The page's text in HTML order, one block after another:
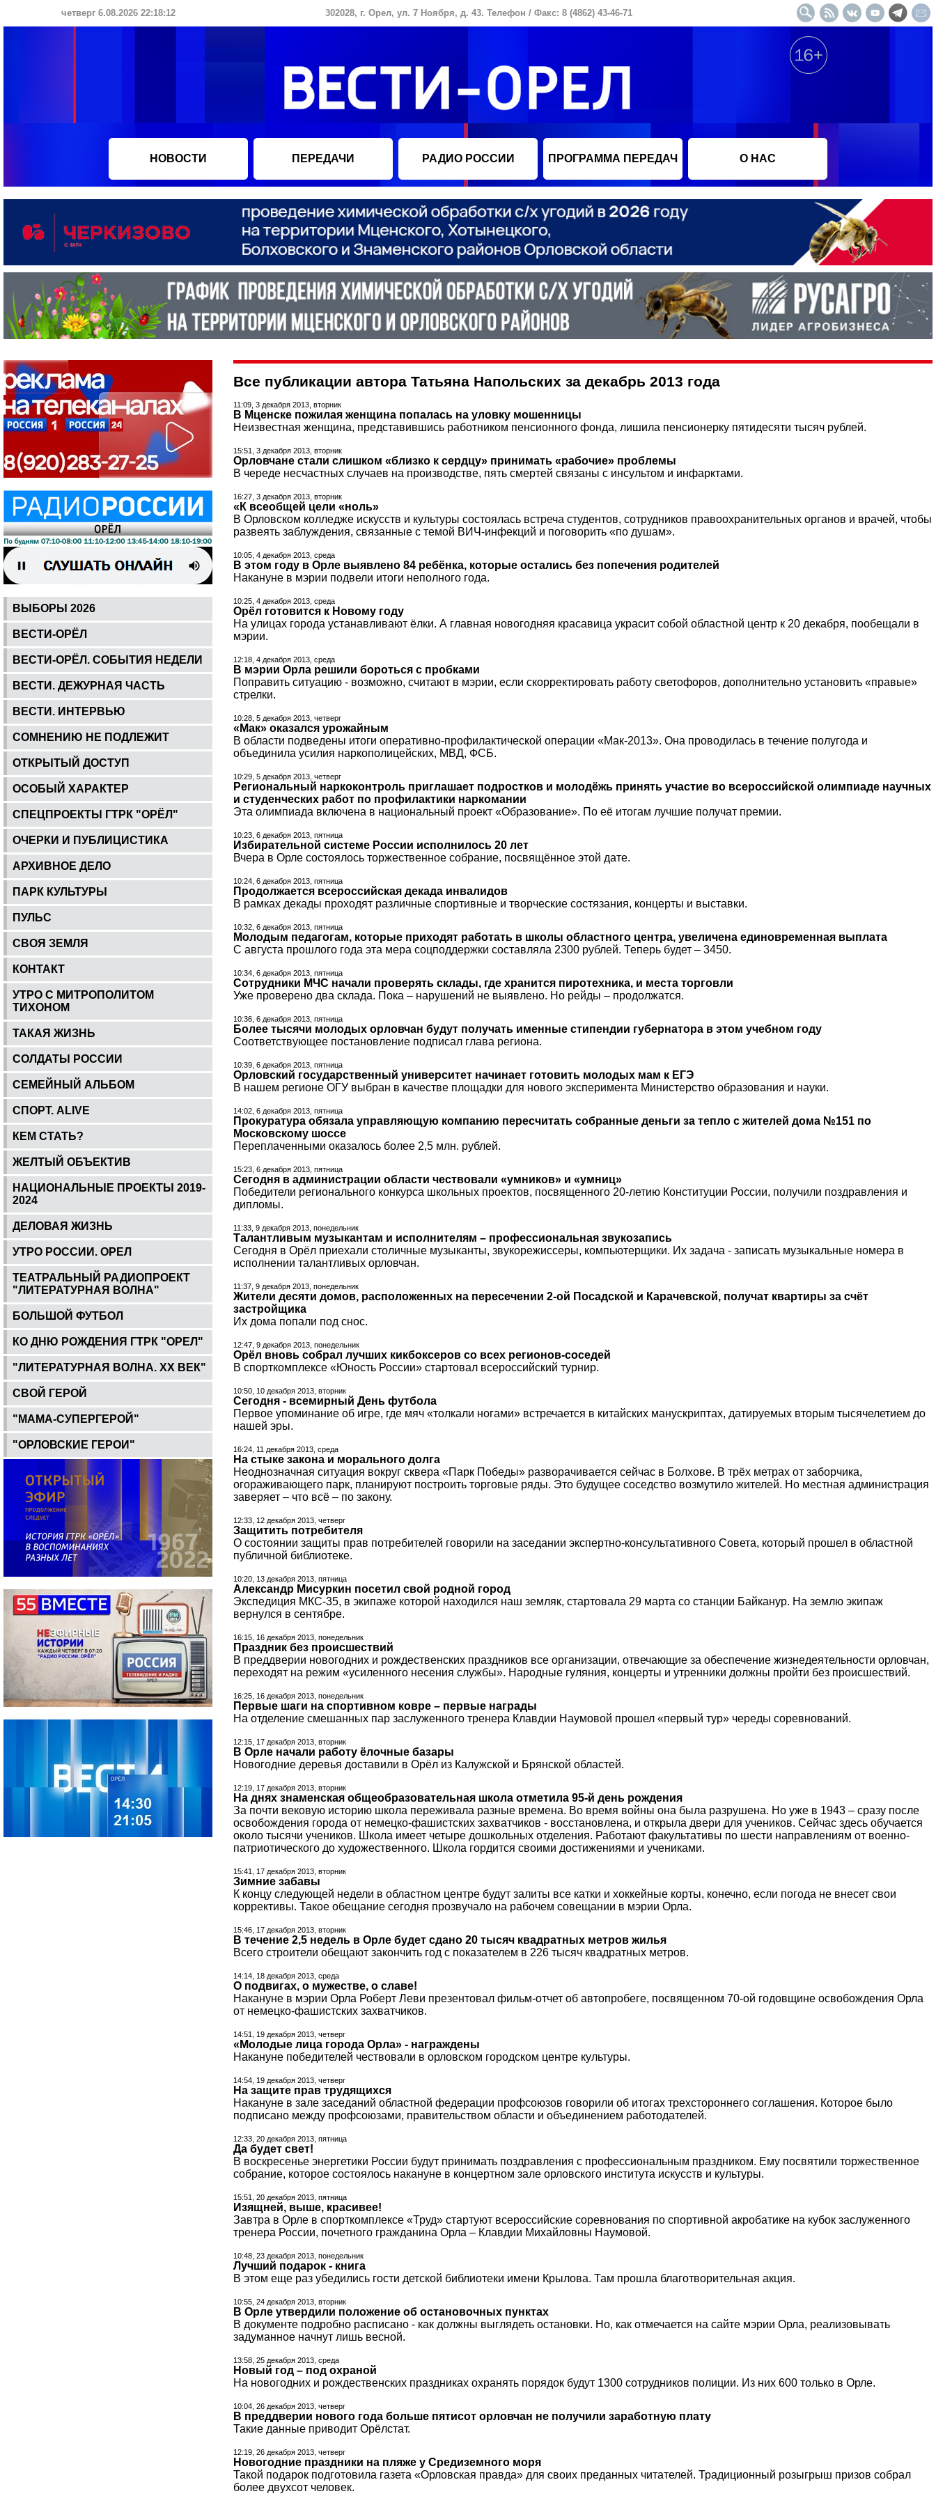
четверг 6.08.2026 22:18:13 302028, г. Орел, ул. 7 Ноября, д. 43. Телефон / Факс: 8 (4862) 43-46-71
НОВОСТИ ПЕРЕДАЧИ РАДИО РОССИИ ПРОГРАММА ПЕРЕДАЧ О НАС
ВЫБОРЫ 2026
ВЕСТИ-ОРЁЛ
ВЕСТИ-ОРЁЛ. СОБЫТИЯ НЕДЕЛИ
ВЕСТИ. ДЕЖУРНАЯ ЧАСТЬ
ВЕСТИ. ИНТЕРВЬЮ
СОМНЕНИЮ НЕ ПОДЛЕЖИТ
ОТКРЫТЫЙ ДОСТУП
ОСОБЫЙ ХАРАКТЕР
СПЕЦПРОЕКТЫ ГТРК "ОРЁЛ"
ОЧЕРКИ И ПУБЛИЦИСТИКА
АРХИВНОЕ ДЕЛО
ПАРК КУЛЬТУРЫ
ПУЛЬС
СВОЯ ЗЕМЛЯ
КОНТАКТ
УТРО С МИТРОПОЛИТОМ
ТИХОНОМ
ТАКАЯ ЖИЗНЬ
СОЛДАТЫ РОССИИ
СЕМЕЙНЫЙ АЛЬБОМ
СПОРТ. ALIVE
КЕМ СТАТЬ?
ЖЕЛТЫЙ ОБЪЕКТИВ
НАЦИОНАЛЬНЫЕ ПРОЕКТЫ 2019-
2024
ДЕЛОВАЯ ЖИЗНЬ
УТРО РОССИИ. ОРЕЛ
ТЕАТРАЛЬНЫЙ РАДИОПРОЕКТ
"ЛИТЕРАТУРНАЯ ВОЛНА"
БОЛЬШОЙ ФУТБОЛ
КО ДНЮ РОЖДЕНИЯ ГТРК "ОРЕЛ"
"ЛИТЕРАТУРНАЯ ВОЛНА. ХХ ВЕК"
СВОЙ ГЕРОЙ
"МАМА-СУПЕРГЕРОЙ"
"ОРЛОВСКИЕ ГЕРОИ"
Все публикации автора Татьяна Напольских за декабрь 2013 года
11:09, 3 декабря 2013, вторник
В Мценске пожилая женщина попалась на уловку мошенницы
Неизвестная женщина, представившись работником пенсионного фонда, лишила пенсионерку пятидесяти тысяч рублей.
15:51, 3 декабря 2013, вторник
Орловчане стали слишком «близко к сердцу» принимать «рабочие» проблемы
В череде несчастных случаев на производстве, пять смертей связаны с инсультом и инфарктами.
16:27, 3 декабря 2013, вторник
«К всеобщей цели «ноль»
В Орловском колледже искусств и культуры состоялась встреча студентов, сотрудников правоохранительных органов и врачей, чтобы
развеять заблуждения, связанные с темой ВИЧ-инфекций и поговорить «по душам».
10:05, 4 декабря 2013, среда
В этом году в Орле выявлено 84 ребёнка, которые остались без попечения родителей
Накануне в мэрии подвели итоги неполного года.
10:25, 4 декабря 2013, среда
Орёл готовится к Новому году
На улицах города устанавливают ёлки. А главная новогодняя красавица украсит собой областной центр к 20 декабря, пообещали в
мэрии.
12:18, 4 декабря 2013, среда
В мэрии Орла решили бороться с пробками
Поправить ситуацию - возможно, считают в мэрии, если скорректировать работу светофоров, дополнительно установить «правые»
стрелки.
10:28, 5 декабря 2013, четверг
«Мак» оказался урожайным
В области подведены итоги оперативно-профилактической операции «Мак-2013». Она проводилась в течение полугода и
объединила усилия наркополицейских, МВД, ФСБ.
10:29, 5 декабря 2013, четверг
Региональный наркоконтроль приглашает подростков и молодёжь принять участие во всероссийской олимпиаде научных
и студенческих работ по профилактики наркомании
Эта олимпиада включена в национальный проект «Образование». По её итогам лучшие получат премии.
10:23, 6 декабря 2013, пятница
Избирательной системе России исполнилось 20 лет
Вчера в Орле состоялось торжественное собрание, посвящённое этой дате.
10:24, 6 декабря 2013, пятница
Продолжается всероссийская декада инвалидов
В рамках декады проходят различные спортивные и творческие состязания, концерты и выставки.
10:32, 6 декабря 2013, пятница
Молодым педагогам, которые приходят работать в школы областного центра, увеличена единовременная выплата
С августа прошлого года эта мера соцподдержки составляла 2300 рублей. Теперь будет – 3450.
10:34, 6 декабря 2013, пятница
Сотрудники МЧС начали проверять склады, где хранится пиротехника, и места торговли
Уже проверено два склада. Пока – нарушений не выявлено. Но рейды – продолжатся.
10:36, 6 декабря 2013, пятница
Более тысячи молодых орловчан будут получать именные стипендии губернатора в этом учебном году
Соответствующее постановление подписал глава региона.
10:39, 6 декабря 2013, пятница
Орловский государственный университет начинает готовить молодых мам к ЕГЭ
В нашем регионе ОГУ выбран в качестве площадки для нового эксперимента Министерство образования и науки.
14:02, 6 декабря 2013, пятница
Прокуратура обязала управляющую компанию пересчитать собранные деньги за тепло с жителей дома №151 по
Московскому шоссе
Переплаченными оказалось более 2,5 млн. рублей.
15:23, 6 декабря 2013, пятница
Сегодня в администрации области чествовали «умников» и «умниц»
Победители регионального конкурса школьных проектов, посвященного 20-летию Конституции России, получили поздравления и
дипломы.
11:33, 9 декабря 2013, понедельник
Талантливым музыкантам и исполнителям – профессиональная звукозапись
Сегодня в Орёл приехали столичные музыканты, звукорежиссеры, компьютерщики. Их задача - записать музыкальные номера в
исполнении талантливых орловчан.
11:37, 9 декабря 2013, понедельник
Жители десяти домов, расположенных на пересечении 2-ой Посадской и Карачевской, получат квартиры за счёт
застройщика
Их дома попали под снос.
12:47, 9 декабря 2013, понедельник
Орёл вновь собрал лучших кикбоксеров со всех регионов-соседей
В спорткомплексе «Юность России» стартовал всероссийский турнир.
10:50, 10 декабря 2013, вторник
Сегодня - всемирный День футбола
Первое упоминание об игре, где мяч «толкали ногами» встречается в китайских манускриптах, датируемых вторым тысячелетием до
нашей эры.
16:24, 11 декабря 2013, среда
На стыке закона и морального долга
Неоднозначная ситуация вокруг сквера «Парк Победы» разворачивается сейчас в Болхове. В трёх метрах от заборчика,
огораживающего парк, планируют построить торговые ряды. Это будущее соседство возмутило жителей. Но местная администрация
заверяет – что всё – по закону.
12:33, 12 декабря 2013, четверг
Защитить потребителя
О состоянии защиты прав потребителей говорили на заседании экспертно-консультативного Совета, который прошел в областной
публичной библиотеке.
10:20, 13 декабря 2013, пятница
Александр Мисуркин посетил свой родной город
Экспедиция МКС-35, в экипаже которой находился наш земляк, стартовала 29 марта со станции Байканур. На землю экипаж
вернулся в сентябре.
16:15, 16 декабря 2013, понедельник
Праздник без происшествий
В преддверии новогодних и рождественских праздников все организации, отвечающие за обеспечение жизнедеятельности орловчан,
переходят на режим «усиленного несения службы». Народные гуляния, концерты и утренники должны пройти без происшествий.
16:25, 16 декабря 2013, понедельник
Первые шаги на спортивном ковре – первые награды
На отделение смешанных пар заслуженного тренера Клавдии Наумовой прошел «первый тур» череды соревнований.
12:15, 17 декабря 2013, вторник
В Орле начали работу ёлочные базары
Новогодние деревья доставили в Орёл из Калужской и Брянской областей.
12:19, 17 декабря 2013, вторник
На днях знаменская общеобразовательная школа отметила 95-й день рождения
За почти вековую историю школа переживала разные времена. Во время войны она была разрушена. Но уже в 1943 – сразу после
освобождения города от немецко-фашистских захватчиков - восстановлена, и открыла двери для учеников. Сейчас здесь обучается
около тысячи учеников. Школа имеет четыре дошкольных отделения. Работают факультативы по шести направлениям от военно-
патриотического до художественного. Школа гордится своими достижениями и учениками.
15:41, 17 декабря 2013, вторник
Зимние забавы
К концу следующей недели в областном центре будут залиты все катки и хоккейные корты, конечно, если погода не внесет свои
коррективы. Такое обещание сегодня прозвучало на рабочем совещании в мэрии Орла.
15:46, 17 декабря 2013, вторник
В течение 2,5 недель в Орле будет сдано 20 тысяч квадратных метров жилья
Всего строители обещают закончить год с показателем в 226 тысяч квадратных метров.
14:14, 18 декабря 2013, среда
О подвигах, о мужестве, о славе!
Накануне в мэрии Орла Роберт Леви презентовал фильм-отчет об автопробеге, посвященном 70-ой годовщине освобождения Орла
от немецко-фашистских захватчиков.
14:51, 19 декабря 2013, четверг
«Молодые лица города Орла» - награждены
Накануне победителей чествовали в орловском городском центре культуры.
14:54, 19 декабря 2013, четверг
На защите прав трудящихся
Накануне в зале заседаний областной федерации профсоюзов говорили об итогах трехстороннего соглашения. Которое было
подписано между профсоюзами, правительством области и объединением работодателей.
12:33, 20 декабря 2013, пятница
Да будет свет!
В воскресенье энергетики России будут принимать поздравления с профессиональным праздником. Ему посвятили торжественное
собрание, которое состоялось накануне в концертном зале орловского института искусств и культуры.
15:51, 20 декабря 2013, пятница
Изящней, выше, красивее!
Завтра в Орле в спорткомплексе «Труд» стартуют всероссийские соревнования по спортивной акробатике на кубок заслуженного
тренера России, почетного гражданина Орла – Клавдии Михайловны Наумовой.
10:48, 23 декабря 2013, понедельник
Лучший подарок - книга
В этом еще раз убедились гости детской библиотеки имени Крылова. Там прошла благотворительная акция.
10:55, 24 декабря 2013, вторник
В Орле утвердили положение об остановочных пунктах
В документе подробно расписано - как должны выглядеть остановки. Но, как отмечается на сайте мэрии Орла, реализовывать
задуманное начнут лишь весной.
13:58, 25 декабря 2013, среда
Новый год – под охраной
На новогодних и рождественских праздниках охранять порядок будут 1300 сотрудников полиции. Из них 600 только в Орле.
10:04, 26 декабря 2013, четверг
В преддверии нового года больше пятисот орловчан не получили заработную плату
Такие данные приводит Орёлстат.
12:19, 26 декабря 2013, четверг
Новогодние праздники на пляже у Средиземного моря
Такой подарок подготовила газета «Орловская правда» для своих преданных читателей. Традиционный розыгрыш призов собрал
более двухсот человек.